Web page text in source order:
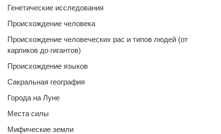
Генетические исследования
Происхождение человека
Происхождение человеческих рас и типов людей (от
карликов до гигантов)
Происхождение языков
Сакральная география
Города на Луне
Места силы
Мифические земли